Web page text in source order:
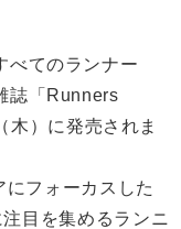
べてのランナー
誌「Runners
）に発売されま
にフォーカスした
目を集めるランニ